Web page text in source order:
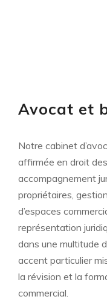
Avocat et
Notre cabinet
affirmée en droit
accompagnement
propriétaires,
d’espaces
représentation
dans une multitude
accent particulier
la révision et la
commercial.